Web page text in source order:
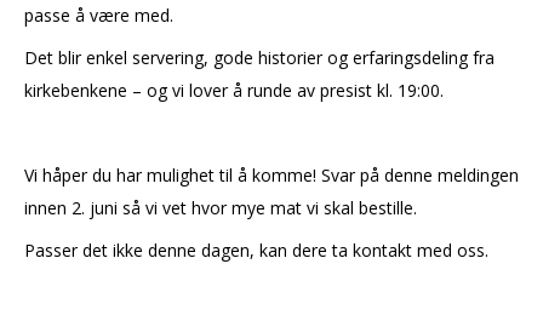
passe å være med.
Det blir enkel servering, gode historier og erfaringsdeling fra
kirkebenkene – og vi lover å runde av presist kl. 19:00.
Vi håper du har mulighet til å komme! Svar på denne meldingen
innen 2. juni så vi vet hvor mye mat vi skal bestille.
Passer det ikke denne dagen, kan dere ta kontakt med oss.